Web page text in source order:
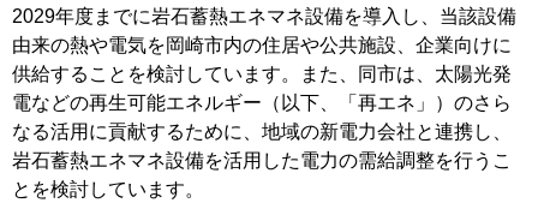
2029年度までに岩石蓄熱エネマネ設備を導入し、当該設備
由来の熱や電気を岡崎市内の住居や公共施設、企業向けに
供給することを検討しています。また、同市は、太陽光発
電などの再生可能エネルギー（以下、「再エネ」）のさら
なる活用に貢献するために、地域の新電力会社と連携し、
岩石蓄熱エネマネ設備を活用した電力の需給調整を行うこ
とを検討しています。